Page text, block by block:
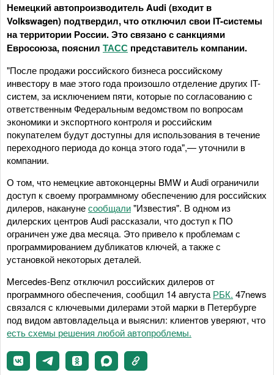
Немецкий автопроизводитель Audi (входит в
Volkswagen) подтвердил, что отключил свои IT-системы
на территории России. Это связано с санкциями
Евросоюза, пояснил ТАСС представитель компании.
"После продажи российского бизнеса российскому
инвестору в мае этого года произошло отделение других IT-
систем, за исключением пяти, которые по согласованию с
ответственным Федеральным ведомством по вопросам
экономики и экспортного контроля и российским
покупателем будут доступны для использования в течение
переходного периода до конца этого года",— уточнили в
компании.
О том, что немецкие автоконцерны BMW и Audi ограничили
доступ к своему программному обеспечению для российских
дилеров, наканунесообщали"Известия". В одном из
дилерских центров Audi рассказали, что доступ к ПО
ограничен уже два месяца. Это привело к проблемам с
программированием дубликатов ключей, а также с
установкой некоторых деталей.
Mercedes-Benz отключил российских дилеров от
программного обеспечения, сообщил 14 августа РБК. 47news
связался с ключевыми дилерами этой марки в Петербурге
под видом автовладельца и выяснил: клиентов уверяют, что
есть схемы решения любой автопроблемы.